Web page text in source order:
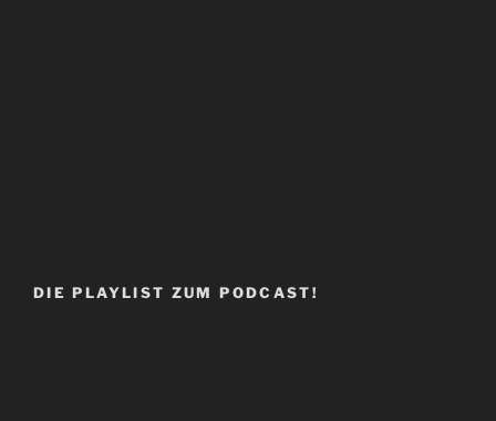
DIE PLAYLIST ZUM PODCAST!